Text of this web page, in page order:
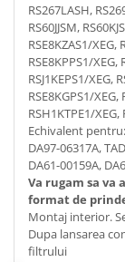
RS267LASH,
RS60JJSM,
RSE8KZAS1/XEG,
RSE8KPPS1/XEG,
RSJ1KEPS1/XEG,
RSE8KGPS1/XEG,
RSH1KTPE1/XEG,
Echivalent pentru:
DA97-06317A,
DA61-00159A,
Va rugam sa va
format de
Montaj interior.
Dupa lansarea
filtrului